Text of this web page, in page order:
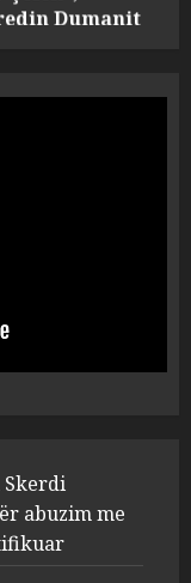
për Koço
A u vodhën
Skerdi
abuzim me